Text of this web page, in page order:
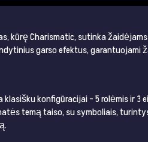
kūrę Charismatic, sutinka
garso efektus, garantuojami
klasišku konfigūracijai – 5 rolėmis ir
temą taiso, su symboliais,